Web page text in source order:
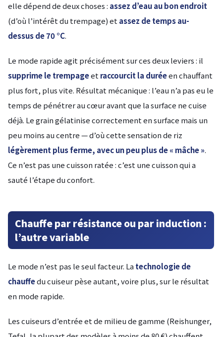
elle dépend de deux choses : assez d’eau au bon endroit
(d’où l’intérêt du trempage) et assez de temps au-
dessus de 70 °C.
Le mode rapide agit précisément sur ces deux leviers : il
supprime le trempageet raccourcit la duréeen chauffant
plus fort, plus vite. Résultat mécanique : l’eau n’a pas eu le
temps de pénétrer au cœur avant que la surface ne cuise
déjà. Le grain gélatinise correctement en surface mais un
peu moins au centre — d’où cette sensation de riz
légèrement plus ferme, avec un peu plus de « mâche ».
Ce n’est pas une cuisson ratée : c’est une cuisson qui a
sauté l’étape du confort.
Chauffe par résistance ou par induction :
l’autre variable
Le mode n’est pas le seul facteur. La technologie de
chauffedu cuiseur pèse autant, voire plus, sur le résultat
en mode rapide.
Les cuiseurs d’entrée et de milieu de gamme (Reishunger,